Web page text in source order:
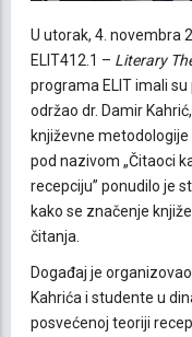
U utorak, 4. novembra
ELIT412.1 – Literary
programa ELIT imali
održao dr. Damir
književne metodologije
pod nazivom „Čitaoci
recepciju” ponudilo je
kako se značenje
čitanja.
Događaj je
Kahrića i studente u
posvećenoj teoriji